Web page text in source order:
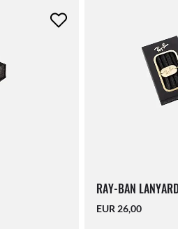
RAY-BAN
EUR 26,00